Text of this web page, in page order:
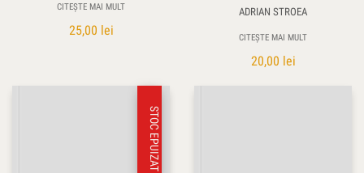
CITEȘTE MAI MULT
25,00 lei
ADRIAN STROEA
CITEȘTE MAI MULT
20,00 lei
STOC EPUIZAT